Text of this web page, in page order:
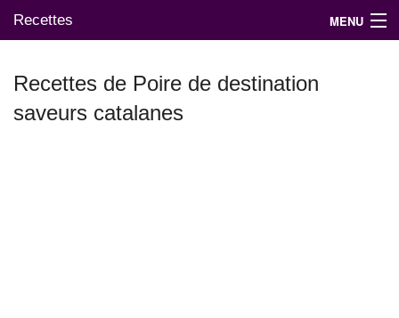
Recettes MENU
Mes blogs préférés
Recettes de Poire de destination
saveurs catalanes